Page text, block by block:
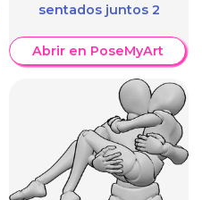
sentados juntos 2
Abrir en PoseMyArt